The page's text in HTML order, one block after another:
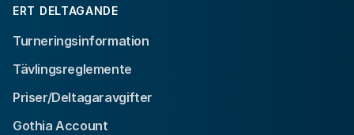
ERT DELTAGANDE
Turneringsinformation
Tävlingsreglemente
Priser/Deltagaravgifter
Gothia Account